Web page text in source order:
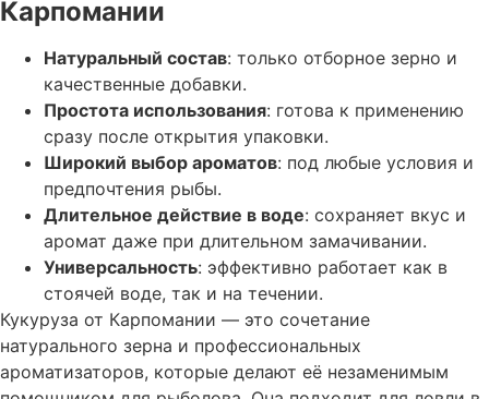
Карпомании
Натуральный состав: только отборное зерно и
качественные добавки.
Простота использования: готова к применению
сразу после открытия упаковки.
Широкий выбор ароматов: под любые условия и
предпочтения рыбы.
Длительное действие в воде: сохраняет вкус и
аромат даже при длительном замачивании.
Универсальность: эффективно работает как в
стоячей воде, так и на течении.
Кукуруза от Карпомании — это сочетание
натурального зерна и профессиональных
ароматизаторов, которые делают её незаменимым